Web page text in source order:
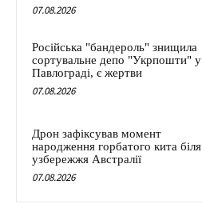
07.08.2026
Російська "бандероль" знищила
сортувальне депо "Укрпошти" у
Павлограді, є жертви
07.08.2026
Дрон зафіксував момент
народження горбатого кита біля
узбережжя Австралії
07.08.2026